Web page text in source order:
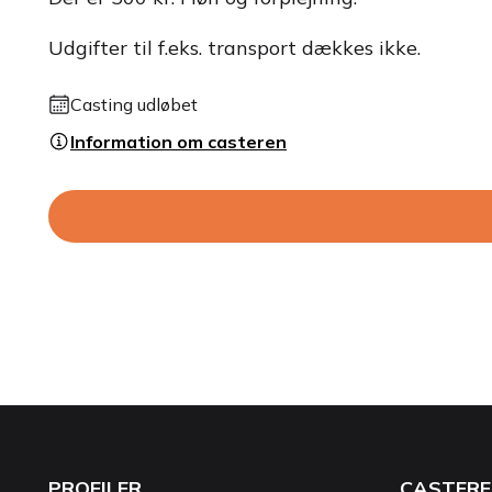
Udgifter til f.eks. transport dækkes ikke.
Casting udløbet
Information om casteren